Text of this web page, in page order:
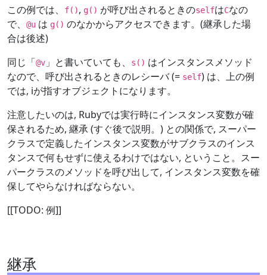
この例では、 f(), g() が呼び出されるときのselfはCなの
で、
@u は g() のなかからアクセスできます。(継承した場
合は後述)
同じ「@v 」と書いていても、 s() はインスタンスメソッド
なので、呼び出されるときのレシーバ (= self) は、上の例
では, iが指すオブジェクトになります。
注意したいのは, Rubyでは実行時にインスタンス変数が確
保されるため, 継承 (すぐ後で説明。) との関係で, スーパー
クラスで定義したインスタンス変数がサブクラスのインス
タンスで何もせずに使えるわけではない, ということ。スー
パークラスのメソッドを呼び出して, インスタンス変数を確
保してやらなければならない。
[[TODO: 例]]
継承